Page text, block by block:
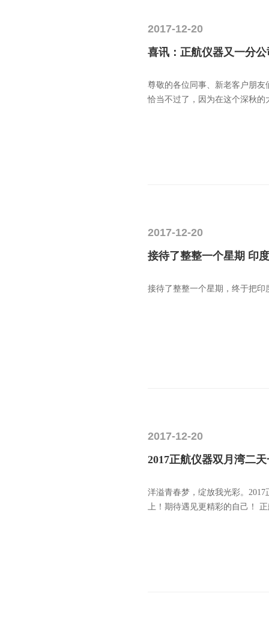
2017-12-20
喜讯：正航仪器又一分
尊敬的各位同事、新老客户朋
恰当不过了，因为在这个深秋的
2017-12-20
接待了整整一个星期 印
接待了整整一个星期，终于把
2017-12-20
2017正航仪器双月湾二
洋溢青春梦，绽放我光彩。
上！期待遇见更精彩的自己！